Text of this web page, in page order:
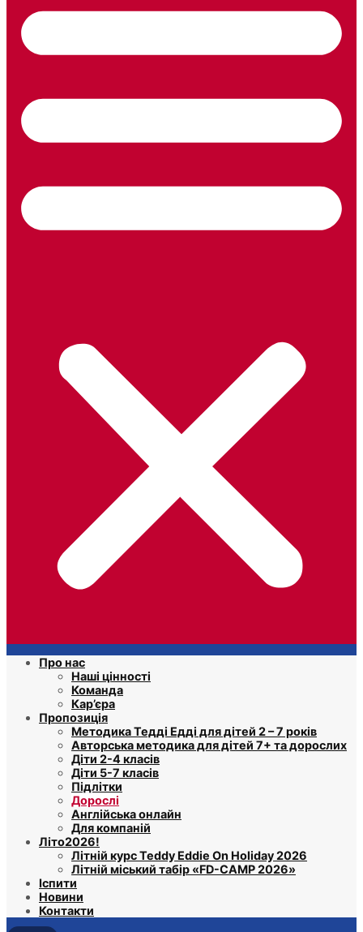
Про нас
Наші цінності
Команда
Кар’єра
Пропозиція
Методика Тедді Едді для дітей 2 – 7 років
Авторська методика для дітей 7+ та дорослих
Діти 2-4 класів
Діти 5-7 класів
Підлітки
Дорослі
Англійська онлайн
Для компаній
Літо2026!
Літній курс Teddy Eddie On Holiday 2026
Літній міський табір «FD-CAMP 2026»
Іспити
Новини
Контакти